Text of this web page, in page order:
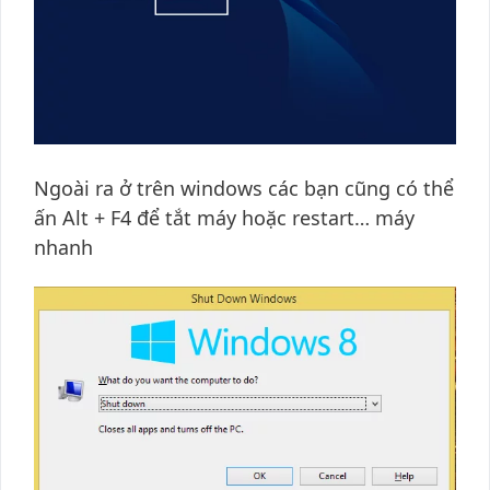
Ngoài ra ở trên windows các bạn cũng có thể
ấn Alt + F4 để tắt máy hoặc restart… máy
nhanh